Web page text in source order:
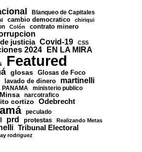
Blanqueo de Capitales
cambio democratico
chiriqui
Colón contrato minero
justicia Covid-19 CSS
2024 EN LA MIRA
Featured
glosas Glosas de Foco
lavado de dinero martinelli
PANAMA ministerio publico
Minsa
narcotrafico
cortizo Odebrecht
peculado
prd protestas Realizando Metas
Tribunal Electoral
rodriguez